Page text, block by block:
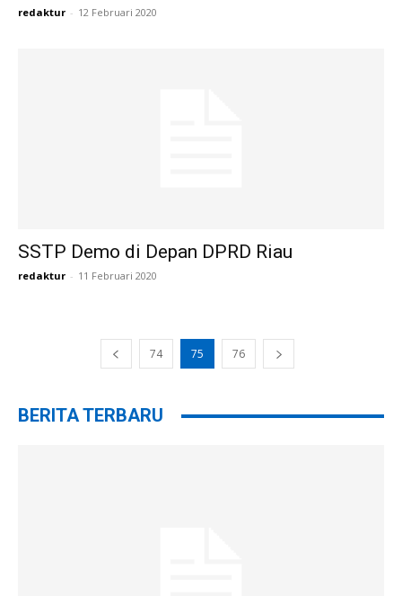
redaktur - 12 Februari 2020
SSTP Demo di Depan DPRD Riau
redaktur - 11 Februari 2020
74 75 76
BERITA TERBARU